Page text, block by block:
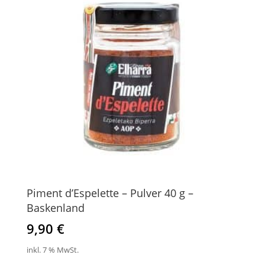
Piment d’Espelette – Pulver 40 g –
Baskenland
9,90 €
inkl. 7 % MwSt.